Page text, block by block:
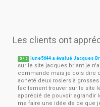
Les clients ont
5 / 5 lune5644 a évalué Jacques
sur le site jacques briant je
commande mais je dois dire
acheté deux rosiers à
facilement trouver sur le site
apprécié de pouvoir agrandir
me faire une idée de ce que